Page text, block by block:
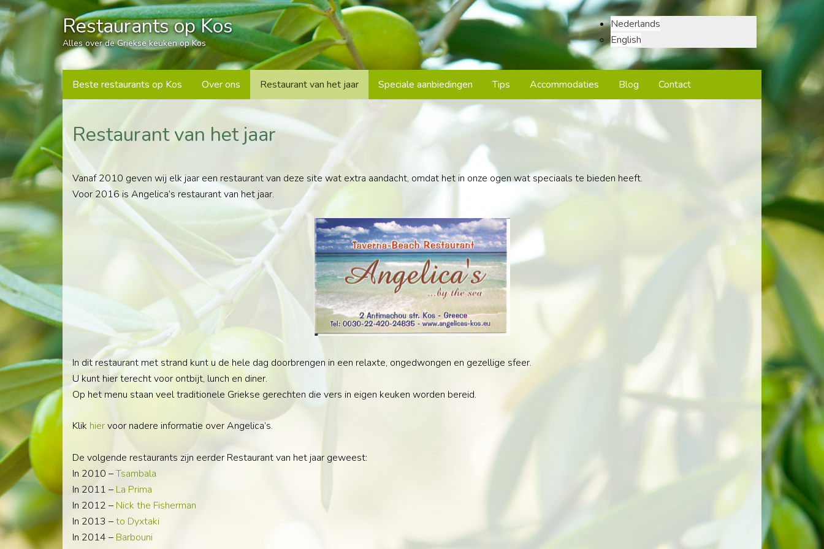
Restaurants op Kos
Alles over de Griekse keuken op Kos
Nederlands
English
Beste restaurants op Kos Over ons Restaurant van het jaar Speciale aanbiedingen Tips Accommodaties Blog Contact
Restaurant van het jaar
Vanaf 2010 geven wij elk jaar een restaurant van deze site wat extra aandacht, omdat het in onze ogen wat speciaals te bieden heeft.
Voor 2016 is Angelica’s restaurant van het jaar.
In dit restaurant met strand kunt u de hele dag doorbrengen in een relaxte, ongedwongen en gezellige sfeer.
U kunt hier terecht voor ontbijt, lunch en diner.
Op het menu staan veel traditionele Griekse gerechten die vers in eigen keuken worden bereid.
Klik hiervoor nadere informatie over Angelica’s.
De volgende restaurants zijn eerder Restaurant van het jaar geweest:
In 2010 –Tsambala
In 2011 – La Prima
In 2012 – Nick the Fisherman
In 2013 –to Dyxtaki
In 2014 – Barbouni